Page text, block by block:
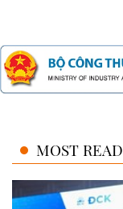
MOST READ